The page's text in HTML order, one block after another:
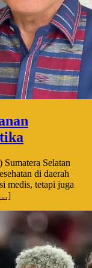
Sumatera Selatan
di daerah
medis, tetapi juga